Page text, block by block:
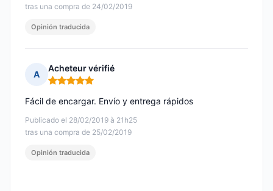
tras una compra de 24/02/2019
Opinión traducida
A
Acheteur vérifié
Nota: 5 de 5
Publicado el 28/02/2019 à 21h25
tras una compra de 25/02/2019
Fácil de encargar. Envío y entrega rápidos
Opinión traducida